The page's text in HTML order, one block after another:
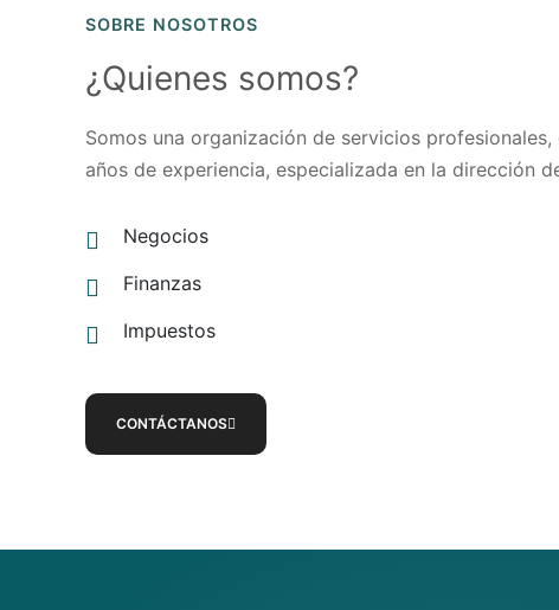
SOBRE NOSOTROS
¿Quienes somos?
Somos una organización de servicios
años de experiencia, especializada en la dirección
Negocios
Finanzas
Impuestos
CONTÁCTANOS